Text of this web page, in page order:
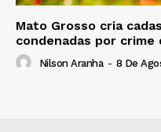
Mato Grosso cria
condenadas por
Nilson Aranha - 8 De